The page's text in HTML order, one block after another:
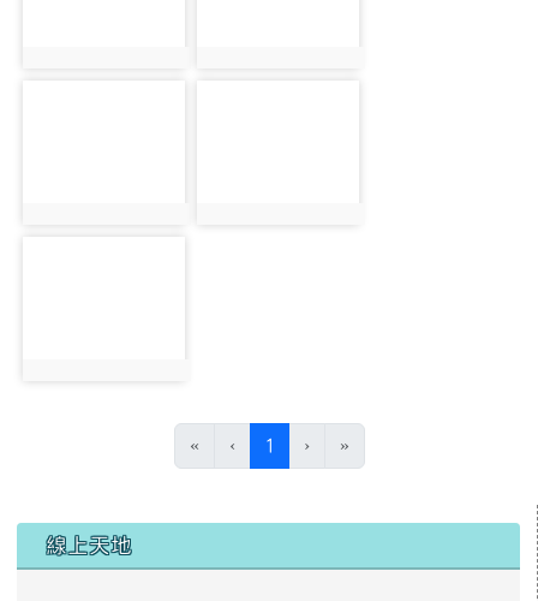
« ‹ 1 (目前頁次)
› »
左邊區域內容
線上天地